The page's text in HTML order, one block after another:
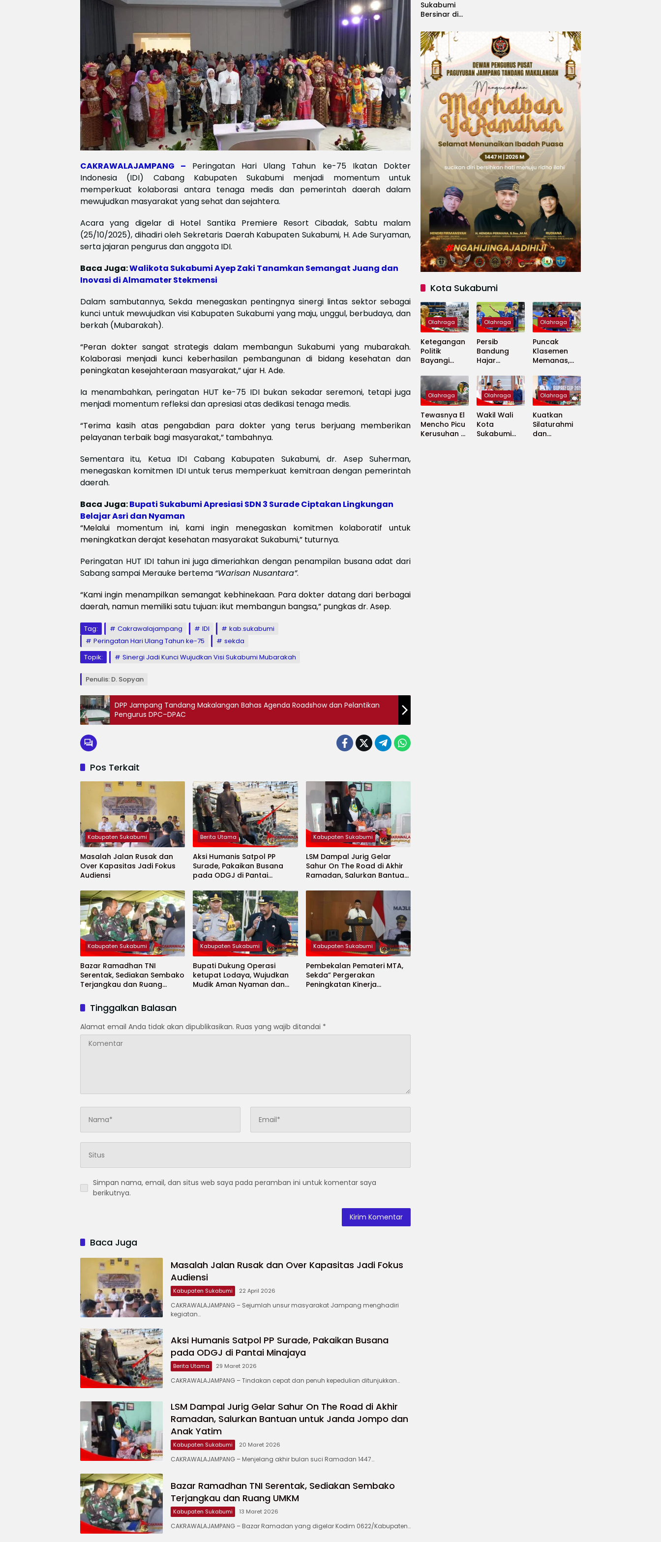
CAKRAWALAJAMPANG – Peringatan Hari Ulang Tahun ke-75 Ikatan Dokter
Indonesia (IDI) Cabang Kabupaten Sukabumi menjadi momentum untuk
memperkuat kolaborasi antara tenaga medis dan pemerintah daerah dalam
mewujudkan masyarakat yang sehat dan sejahtera.
Acara yang digelar di Hotel Santika Premiere Resort Cibadak, Sabtu malam
(25/10/2025), dihadiri oleh Sekretaris Daerah Kabupaten Sukabumi, H. Ade Suryaman,
serta jajaran pengurus dan anggota IDI.
Baca Juga:Walikota Sukabumi Ayep Zaki Tanamkan Semangat Juang dan
Inovasi di Almamater Stekmensi
Dalam sambutannya, Sekda menegaskan pentingnya sinergi lintas sektor sebagai
kunci untuk mewujudkan visi Kabupaten Sukabumi yang maju, unggul, berbudaya, dan
berkah (Mubarakah).
“Peran dokter sangat strategis dalam membangun Sukabumi yang mubarakah.
Kolaborasi menjadi kunci keberhasilan pembangunan di bidang kesehatan dan
peningkatan kesejahteraan masyarakat,” ujar H. Ade.
Ia menambahkan, peringatan HUT ke-75 IDI bukan sekadar seremoni, tetapi juga
menjadi momentum refleksi dan apresiasi atas dedikasi tenaga medis.
“Terima kasih atas pengabdian para dokter yang terus berjuang memberikan
pelayanan terbaik bagi masyarakat,” tambahnya.
Sementara itu, Ketua IDI Cabang Kabupaten Sukabumi, dr. Asep Suherman,
menegaskan komitmen IDI untuk terus memperkuat kemitraan dengan pemerintah
daerah.
Baca Juga:Bupati Sukabumi Apresiasi SDN 3 Surade Ciptakan Lingkungan
Belajar Asri dan Nyaman
“Melalui momentum ini, kami ingin menegaskan komitmen kolaboratif untuk
meningkatkan derajat kesehatan masyarakat Sukabumi,” tuturnya.
Peringatan HUT IDI tahun ini juga dimeriahkan dengan penampilan busana adat dari
Sabang sampai Merauke bertema “Warisan Nusantara”.
“Kami ingin menampilkan semangat kebhinekaan. Para dokter datang dari berbagai
daerah, namun memiliki satu tujuan: ikut membangun bangsa,” pungkas dr. Asep.
Tag: Cakrawalajampang IDI
kab.sukabumi
Peringatan Hari Ulang Tahun ke-75
sekda
Topik:
Sinergi Jadi Kunci Wujudkan Visi Sukabumi Mubarakah
Penulis: D. Sopyan
DPP Jampang Tandang Makalangan Bahas Agenda Roadshow dan Pelantikan
Pengurus DPC–DPAC
Pos Terkait
Kabupaten Sukabumi
Masalah Jalan Rusak dan
Over Kapasitas Jadi Fokus
Audiensi
Berita Utama
Aksi Humanis Satpol PP
Surade, Pakaikan Busana
pada ODGJ di Pantai
Kabupaten Sukabumi
LSM Dampal Jurig Gelar
Sahur On The Road di Akhir
Ramadan, Salurkan Bantuan
Anak Yatim
Kabupaten Sukabumi
Bazar Ramadhan TNI
Serentak, Sediakan Sembako
Terjangkau dan Ruang
Kabupaten Sukabumi
Bupati Dukung Operasi
ketupat Lodaya, Wujudkan
Mudik Aman Nyaman dan
Kabupaten Sukabumi
Pembekalan Pemateri MTA,
Sekda” Pergerakan
Peningkatan Kinerja
Tinggalkan Balasan
Alamat email Anda tidak akan dipublikasikan. Ruas yang wajib ditandai *
Simpan nama, email, dan situs web saya pada peramban ini untuk komentar saya
berikutnya.
Baca Juga
Masalah Jalan Rusak dan Over Kapasitas Jadi Fokus
Audiensi
Kabupaten Sukabumi 22 April 2026
CAKRAWALAJAMPANG – ‎Sejumlah unsur masyarakat Jampang menghadiri
kegiatan…
Aksi Humanis Satpol PP Surade, Pakaikan Busana
pada ODGJ di Pantai Minajaya
Berita Utama 29 Maret 2026
CAKRAWALAJAMPANG – Tindakan cepat dan penuh kepedulian ditunjukkan…
LSM Dampal Jurig Gelar Sahur On The Road di Akhir
Ramadan, Salurkan Bantuan untuk Janda Jompo dan
Anak Yatim
Kabupaten Sukabumi 20 Maret 2026
CAKRAWALAJAMPANG – Menjelang akhir bulan suci Ramadan 1447…
Bazar Ramadhan TNI Serentak, Sediakan Sembako
Terjangkau dan Ruang UMKM
Kabupaten Sukabumi 13 Maret 2026
CAKRAWALAJAMPANG – Bazar Ramadan yang digelar Kodim 0622/Kabupaten…
Sukabumi
Bersinar di
Gelar
Bergengsi
Ajang Idol
Kids
International
2026
Kota Sukabumi
Olahraga
Ketegangan
Politik
Bayangi
Piala Dunia
2026
Olahraga
Persib
Bandung
Hajar
United 5-0,
Perkuat
Puncak
Klasemen BRI
Super
League
Olahraga
Puncak
Klasemen
Memanas,
Persija Saling
Tekan
Olahraga
Tewasnya El
Mencho Picu
Kerusuhan di
Olahraga
Wakil Wali
Kota
Sukabumi
Olahraga
Kuatkan
Silaturahmi
dan